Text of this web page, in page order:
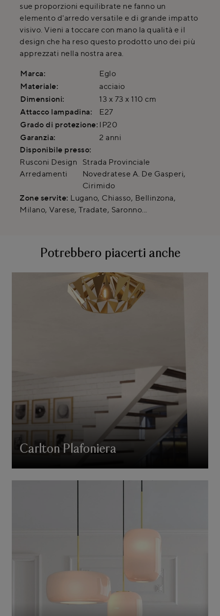
sue proporzioni equilibrate ne fanno un
elemento d'arredo versatile e di grande impatto
visivo. Vieni a toccare con mano la qualità e il
design che ha reso questo prodotto uno dei più
apprezzati nella nostra area.
Marca:
Eglo
Materiale:
acciaio
Dimensioni:
13 x 73 x 110 cm
Attacco lampadina:
E27
Grado di protezione: IP20
Garanzia:
2 anni
Disponibile presso:
Rusconi Design
Arredamenti
Strada Provinciale
Novedratese A. De Gasperi,
Cirimido
Zone servite: Lugano, Chiasso, Bellinzona,
Milano, Varese, Tradate, Saronno...
Potrebbero piacerti anche
Carlton Plafoniera